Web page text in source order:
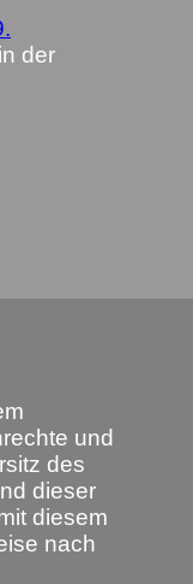
der
und
des
dieser
diesem
nach